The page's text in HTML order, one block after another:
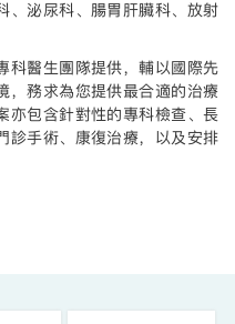
、泌尿科、腸胃肝臟科、放射
科醫生團隊提供，輔以國際先
，務求為您提供最合適的治療
亦包含針對性的專科檢查、長
診手術、康復治療，以及安排